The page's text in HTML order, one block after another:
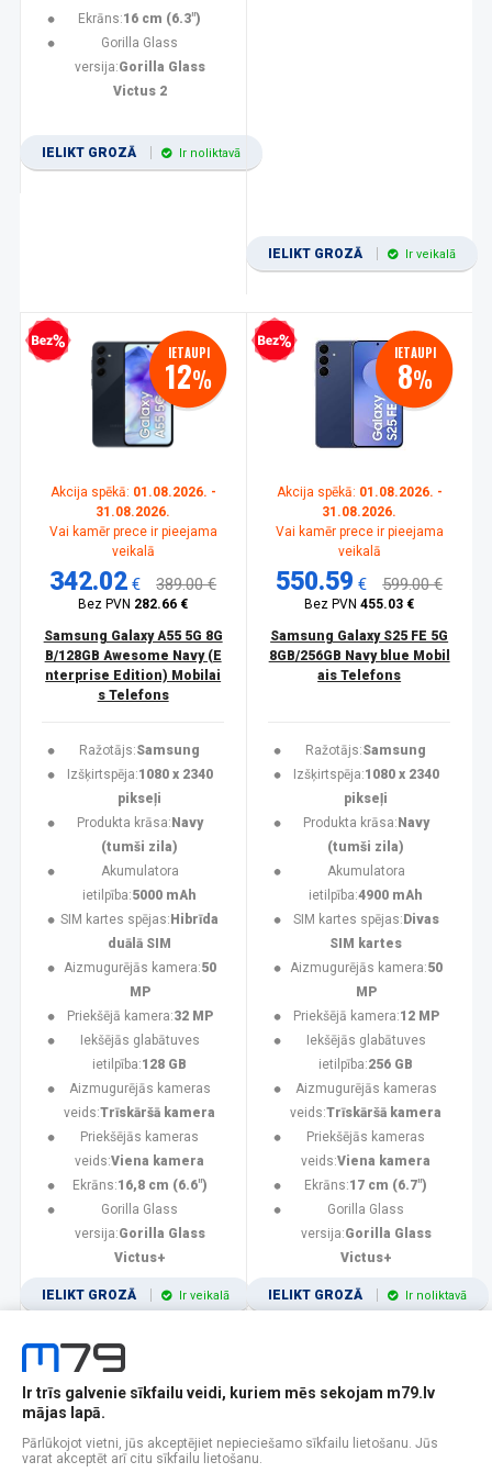
Ekrāns:16 cm (6.3")
Gorilla Glass
versija:Gorilla Glass
Victus 2
IELIKT GROZĀ Ir noliktavā
IELIKT GROZĀ Ir veikalā
kredīts IETAUPI
12%
Akcija spēkā: 01.08.2026. -
31.08.2026.
Vai kamēr prece ir pieejama
veikalā
342.02 € 389.00 €
Bez PVN 282.66 €
Samsung Galaxy A55 5G 8G
B/128GB Awesome Navy (E
nterprise Edition) Mobilai
s Telefons
Ražotājs:Samsung
Izšķirtspēja:1080 x 2340
pikseļi
Produkta krāsa: Navy
(tumši zila)
Akumulatora
ietilpība:5000 mAh
SIM kartes spējas: Hibrīda
duālā SIM
Aizmugurējās kamera:50
MP
Priekšējā kamera:32 MP
Iekšējās glabātuves
ietilpība:128 GB
Aizmugurējās kameras
veids:Trīskāršā kamera
Priekšējās kameras
veids:Viena kamera
Ekrāns:16,8 cm (6.6")
Gorilla Glass
versija:Gorilla Glass
Victus+
IELIKT GROZĀ Ir veikalā
Bezprocentu kredīts IETAUPI
8%
Akcija spēkā: 01.08.2026. -
31.08.2026.
Vai kamēr prece ir pieejama
veikalā
550.59 € 599.00 €
Bez PVN455.03 €
Samsung Galaxy S25 FE 5G
8GB/256GB Navy blue Mobil
ais Telefons
Ražotājs:Samsung
Izšķirtspēja:1080 x 2340
pikseļi
Produkta krāsa: Navy
(tumši zila)
Akumulatora
ietilpība:4900 mAh
SIM kartes spējas: Divas
SIM kartes
Aizmugurējās kamera:50
MP
Priekšējā kamera:12 MP
Iekšējās glabātuves
ietilpība:256 GB
Aizmugurējās kameras
veids:Trīskāršā kamera
Priekšējās kameras
veids:Viena kamera
Ekrāns:17 cm (6.7")
Gorilla Glass
versija:Gorilla Glass
Victus+
IELIKT GROZĀ Ir noliktavā
1 2 3 4 5 6 7 8 9 10 11
Popularitātes Rādīt 12
Ir trīs galvenie sīkfailu veidi, kuriem mēs sekojam m79.lv
mājas lapā.
Pārlūkojot vietni, jūs akceptējiet nepieciešamo sīkfailu lietošanu. Jūs
varat akceptēt arī citu sīkfailu lietošanu.